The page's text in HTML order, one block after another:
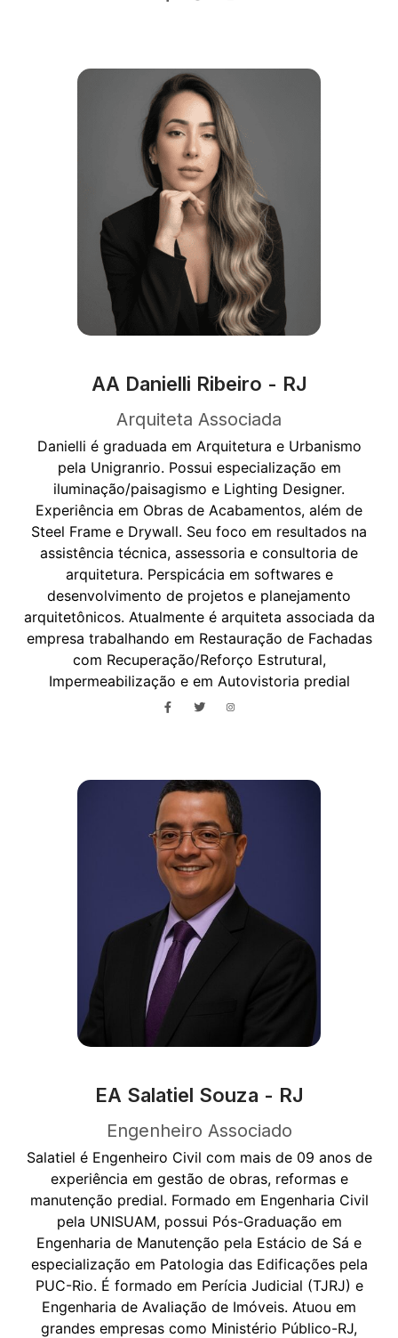
AA Danielli Ribeiro - RJ
Arquiteta Associada
Danielli é graduada em Arquitetura e Urbanismo
pela Unigranrio. Possui especialização em
iluminação/paisagismo e Lighting Designer.
Experiência em Obras de Acabamentos, além de
Steel Frame e Drywall. Seu foco em resultados na
assistência técnica, assessoria e consultoria de
arquitetura. Perspicácia em softwares e
desenvolvimento de projetos e planejamento
arquitetônicos. Atualmente é arquiteta associada da
empresa trabalhando em Restauração de Fachadas
com Recuperação/Reforço Estrutural,
Impermeabilização e em Autovistoria predial
EA Salatiel Souza - RJ
Engenheiro Associado
Salatiel é Engenheiro Civil com mais de 09 anos de
experiência em gestão de obras, reformas e
manutenção predial. Formado em Engenharia Civil
pela UNISUAM, possui Pós-Graduação em
Engenharia de Manutenção pela Estácio de Sá e
especialização em Patologia das Edificações pela
PUC-Rio. É formado em Perícia Judicial (TJRJ) e
Engenharia de Avaliação de Imóveis. Atuou em
grandes empresas como Ministério Público-RJ,